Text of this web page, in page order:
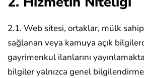
2.1. Web sitesi, ortaklar, mülk
sağlanan veya kamuya açık
gayrimenkul ilanlarını
bilgiler yalnızca genel bilgilendirme